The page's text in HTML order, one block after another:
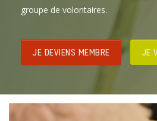
groupe de volontaires.
JE DEVIENS MEMBRE JE